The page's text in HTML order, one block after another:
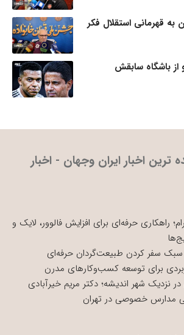
به قهرمانی استقلال فکر
یورو از باشگاه سابقش
ترین اخبار ایران وجهان - اخبار
راهکاری حرفه‌ای برای افزایش فالوور، لایک و
سبک سفر کردن طبیعت‌گردان حرفه‌ای
برای توسعه کسب‌وکارهای مدرن
در نزدیک شهر اندیشه؛ دکتر مریم خیرآبادی
مدارس خصوصی در تهران